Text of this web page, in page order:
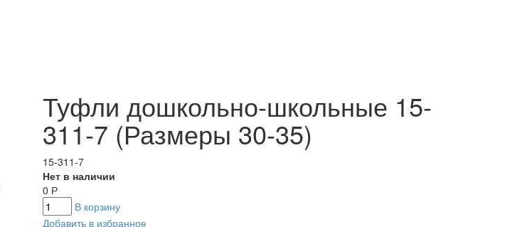
Туфли дошкольно-школьные 15-
311-7 (Размеры 30-35)
15-311-7
Нет в наличии
0 Р
В корзину
Добавить в избранное